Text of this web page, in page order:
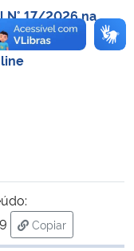
N° 17/2026 na
Copiar
para área de